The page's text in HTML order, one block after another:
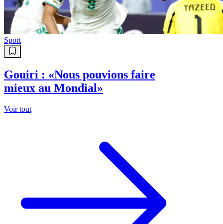
Sport
Gouiri : «Nous pouvions faire
mieux au Mondial»
Voir tout